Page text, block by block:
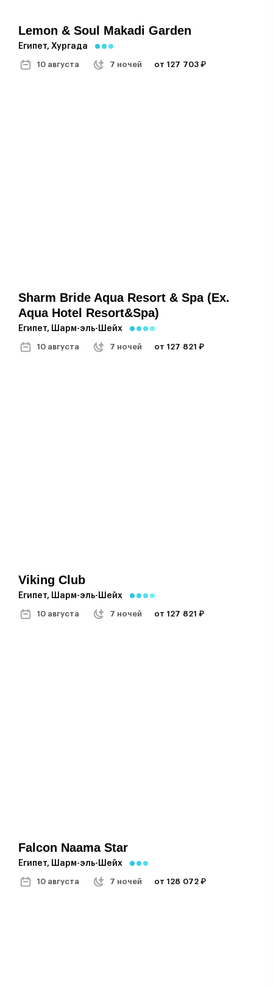
Lemon & Soul Makadi Garden
Египет, Хургада
10 августа 7 ночей от 127 703 ₽
Sharm Bride Aqua Resort & Spa (ex.
Aqua Hotel Resort&spa)
Египет, Шарм-эль-Шейх
10 августа 7 ночей от 127 821 ₽
Viking Club
Египет, Шарм-эль-Шейх
10 августа 7 ночей от 127 821 ₽
Falcon Naama Star
Египет, Шарм-эль-Шейх
10 августа 7 ночей от 128 072 ₽